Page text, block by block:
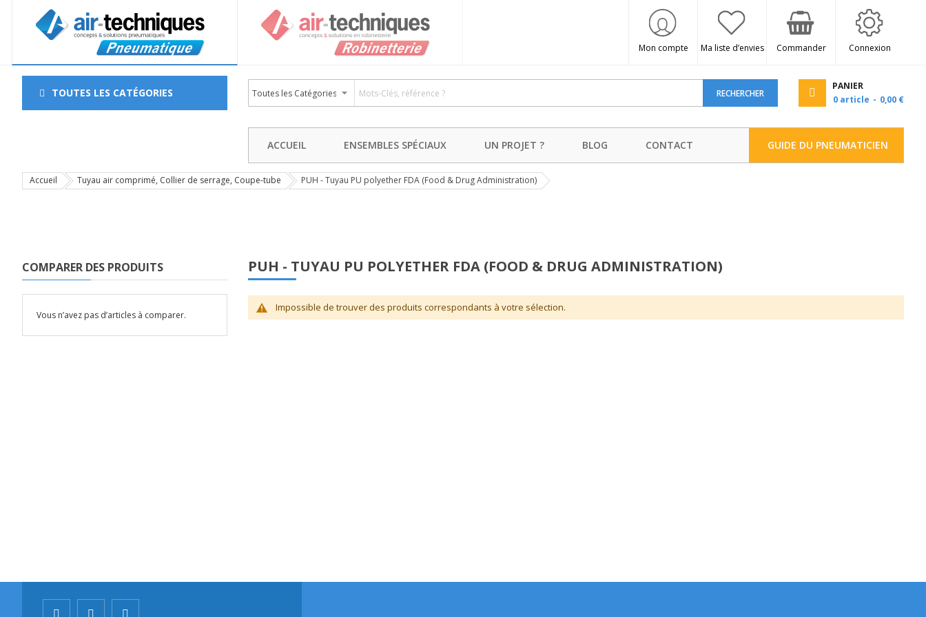
Mon compte Ma liste d’envies Commander Connexion
TOUTES LES CATÉGORIES RECHERCHER
PANIER
0article 0,00 €
ACCUEIL ENSEMBLES SPÉCIAUX UN PROJET ? BLOG CONTACT GUIDE DU PNEUMATICIEN
Accueil Tuyau air comprimé, Collier de serrage, Coupe-tube PUH - Tuyau PU polyether FDA (Food & Drug Administration)
PUH - TUYAU PU POLYETHER FDA (FOOD & DRUG ADMINISTRATION)
Impossible de trouver des produits correspondants à votre sélection.
COMPARER DES PRODUITS
Vous n’avez pas d’articles à comparer.